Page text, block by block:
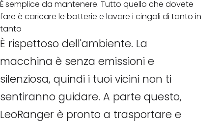
È semplice da mantenere. Tutto quello che dovete
fare è caricare le batterie e lavare i cingoli di tanto in
tanto
È rispettoso dell'ambiente. La
macchina è senza emissioni e
silenziosa, quindi i tuoi vicini non ti
sentiranno guidare. A parte questo,
LeoRanger è pronto a trasportare e